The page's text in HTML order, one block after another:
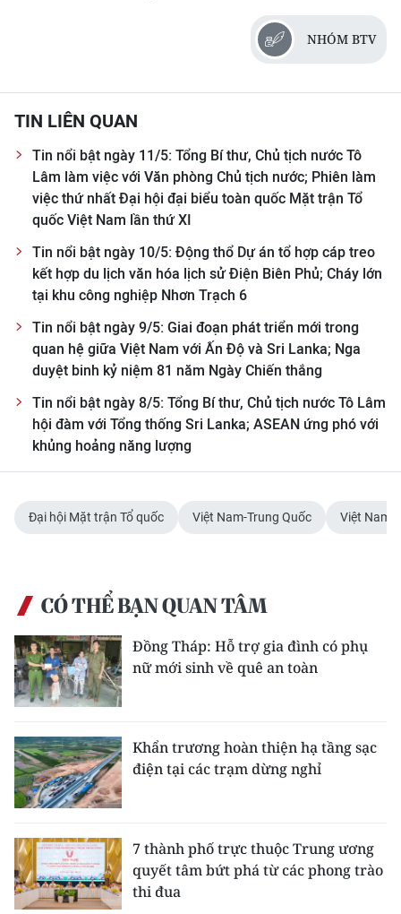
NHÓM BTV
TIN LIÊN QUAN
Tin nổi bật ngày 11/5: Tổng Bí thư, Chủ tịch nước Tô
Lâm làm việc với Văn phòng Chủ tịch nước; Phiên làm
việc thứ nhất Đại hội đại biểu toàn quốc Mặt trận Tổ
quốc Việt Nam lần thứ XI
Tin nổi bật ngày 10/5: Động thổ Dự án tổ hợp cáp treo
kết hợp du lịch văn hóa lịch sử Điện Biên Phủ; Cháy lớn
tại khu công nghiệp Nhơn Trạch 6
Tin nổi bật ngày 9/5: Giai đoạn phát triển mới trong
quan hệ giữa Việt Nam với Ấn Độ và Sri Lanka; Nga
duyệt binh kỷ niệm 81 năm Ngày Chiến thắng
Tin nổi bật ngày 8/5: Tổng Bí thư, Chủ tịch nước Tô Lâm
hội đàm với Tổng thống Sri Lanka; ASEAN ứng phó với
khủng hoảng năng lượng
Đại hội Mặt trận Tổ quốc Việt Nam-Trung Quốc Việt Nam-
CÓ THỂ BẠN QUAN TÂM
Đồng Tháp: Hỗ trợ gia đình có phụ
nữ mới sinh về quê an toàn
Khẩn trương hoàn thiện hạ tầng sạc
điện tại các trạm dừng nghỉ
7 thành phố trực thuộc Trung ương
quyết tâm bứt phá từ các phong trào
thi đua